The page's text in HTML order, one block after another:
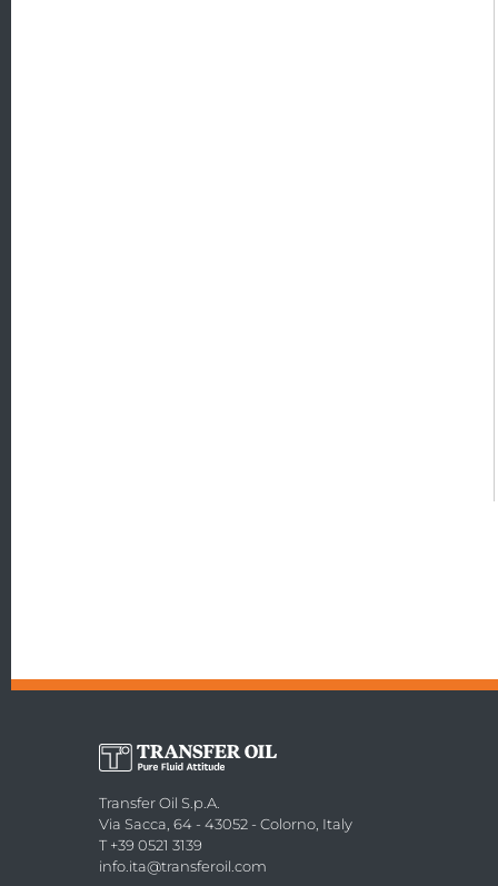
Transfer Oil S.p.A.
Via Sacca, 64 - 43052 - Colorno, Italy
T +39 0521 3139
info.ita@transferoil.com